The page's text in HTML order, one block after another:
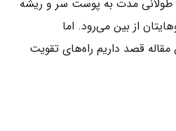
طولانی مدت به پوست سر و ریشه
از بین می‌رود. اما
قصد داریم راه‌های تقویت